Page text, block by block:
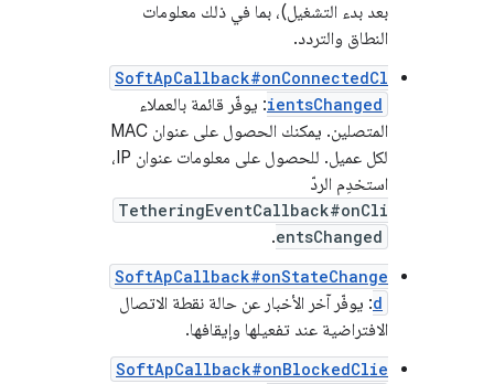
بعد بدء التشغيل)، بما في ذلك معلومات
النطاق والتردد.
SoftApCallback#onConnectedCl
ientsChanged: يوفّر قائمة بالعملاء
المتصلين. يمكنك الحصول على عنوان MAC
لكل عميل. للحصول على معلومات عنوان IP،
استخدِم الردّ
TetheringEventCallback#onCli
entsChanged
.
SoftApCallback#onStateChange
d: يوفّر آخر الأخبار عن حالة نقطة الاتصال
الافتراضية عند تفعيلها وإيقافها.
SoftApCallback#onBlockedClie